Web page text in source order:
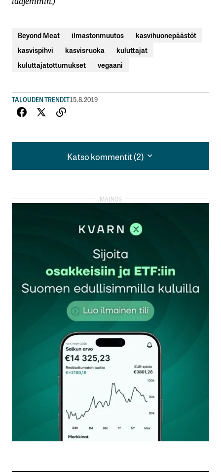
Beyond Meat ilmastonmuutos
kasvihuonepäästöt
kasvispihvi
kasvisruoka
kuluttajat
kuluttajatottumukset
vegaani
TALOUDEN TRENDIT15.8.2019
Katso kommentit (2)
Katso kommentit (2)
myös Citymarketeista ja Prismoista,eli saatavuus
Kiitos kommentista Maik! Korjaanpa tuotteen
saatavuustiedon tekstiin.
Kivaa viikon alkua!
Martina Akrenius
19.8.2019 at 13:36
kirjautua